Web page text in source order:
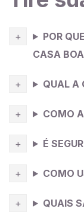
passar. Ele
água e deixar
água(sem
transparente
me remete a
pantalona,
dia e no
arrematar com
POR
CASA
QUAL A
COMO
É
COMO
QUAIS